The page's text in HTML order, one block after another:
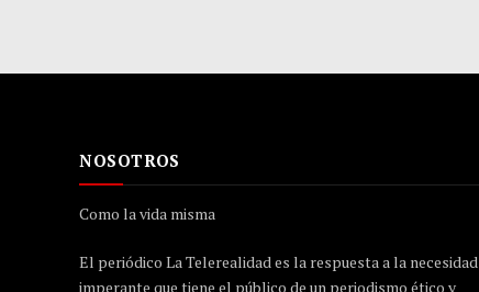
NOSOTROS
Como la vida misma
El periódico La Telerealidad es la respuesta a la necesidad
imperante que tiene el público de un periodismo ético y